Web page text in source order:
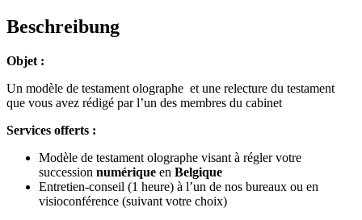
Beschreibung
Objet :
Un modèle de testament olographe et une relecture du testament
que vous avez rédigé par l’un des membres du cabinet
Services offerts :
Modèle de testament olographe visant à régler votre
succession numérique en Belgique
Entretien-conseil (1 heure) à l’un de nos bureaux ou en
visioconférence (suivant votre choix)